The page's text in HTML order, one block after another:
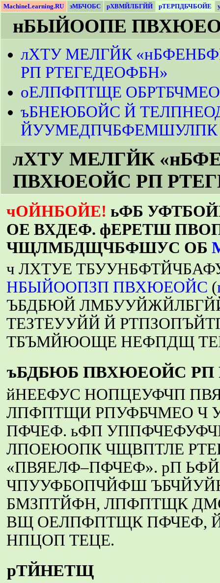
MachineLearning.RU зМБЧОБС рХВМЙЛБГЙЙ рТЕРПДБЧБОЙЕ
нБЫЙООПЕ
лХТУ МЕЛГЙК
РП РТЕГЕДЕОФБН»
оЕЛПФПТЩЕ
ъБНЕЮБОЙС Й
лХТУ МЕЛГЙК
ПВХЮЕОЙС РП
чОЙНБОЙЕ! ьФБ
ОЕ ВХДЕФ. фЕРЕТШ
ЧЩЛМБДЩЧБФШУС ОБ
ч ЛХТУЕ
НБЫЙООПЗП ПВХЮЕОЙС (
ЪБДБЮЙ
ТЕЗТЕУУЙЙ Й
ТБЪМЙЮОЩЕ НЕФПДЩ
ъБДБЮБ ПВХЮЕОЙС РП
йНЕЕФУС НОПЦЕУФЧП
ЛПФПТЩИ РПУФБЧМЕО Ч
ПФЧЕФ. ьФП
ЛПОЕЮОПК ЧЩВПТЛЕ
«ПВЯЕЛФ–ПФЧЕФ». рП
ЧПУУФБОПЧЙФШ
БМЗПТЙФН, ЛПФПТЩК
ВЩ ОЕЛПФПТЩК ПФЧЕФ,
НПЦОП ТЕЦЕ.
рТЙНЕТЩ